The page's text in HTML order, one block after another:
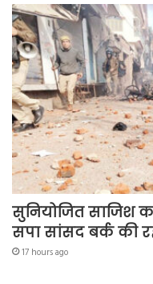
सुनियोजित साजिश
सपा सांसद बर्क की
17 hours ago